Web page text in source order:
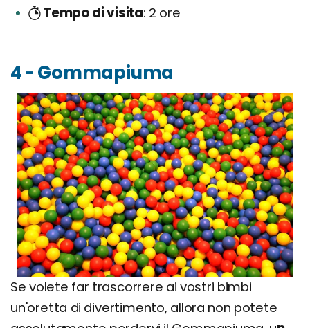
Tempo di visita 2 ore
4 - Gommapiuma
Se volete far trascorrere ai vostri bimbi
un'oretta di divertimento, allora non potete